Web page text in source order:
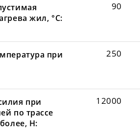
жил, °С:
90
при
250
при
по трассе
Н:
12000